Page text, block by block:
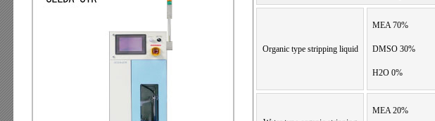
Organic type stripping liquid
MEA 70%
DMSO 30%
H2O 0%
MEA 20%